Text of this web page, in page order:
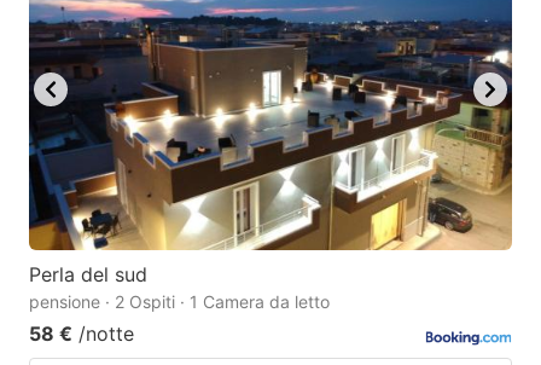
Perla del sud
pensione · 2 Ospiti · 1 Camera da letto
58 € /notte